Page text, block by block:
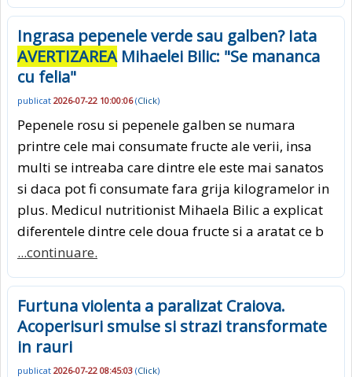
Ingrasa pepenele verde sau galben? Iata
AVERTIZAREAMihaelei Bilic: "Se mananca
cu felia"
publicat 2026-07-22 10:00:06(Click)
Pepenele rosu si pepenele galben se numara
printre cele mai consumate fructe ale verii, insa
multi se intreaba care dintre ele este mai sanatos
si daca pot fi consumate fara grija kilogramelor in
plus. Medicul nutritionist Mihaela Bilic a explicat
diferentele dintre cele doua fructe si a aratat ce b
...continuare.
Furtuna violenta a paralizat Craiova.
Acoperisuri smulse si strazi transformate
in rauri
publicat 2026-07-22 08:45:03 (Click)